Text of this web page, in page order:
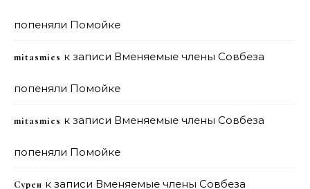
попеняли Помойке
mitasmies к записи Вменяемые члены Совбеза
попеняли Помойке
mitasmies к записи Вменяемые члены Совбеза
попеняли Помойке
Сурен к записи Вменяемые члены Совбеза